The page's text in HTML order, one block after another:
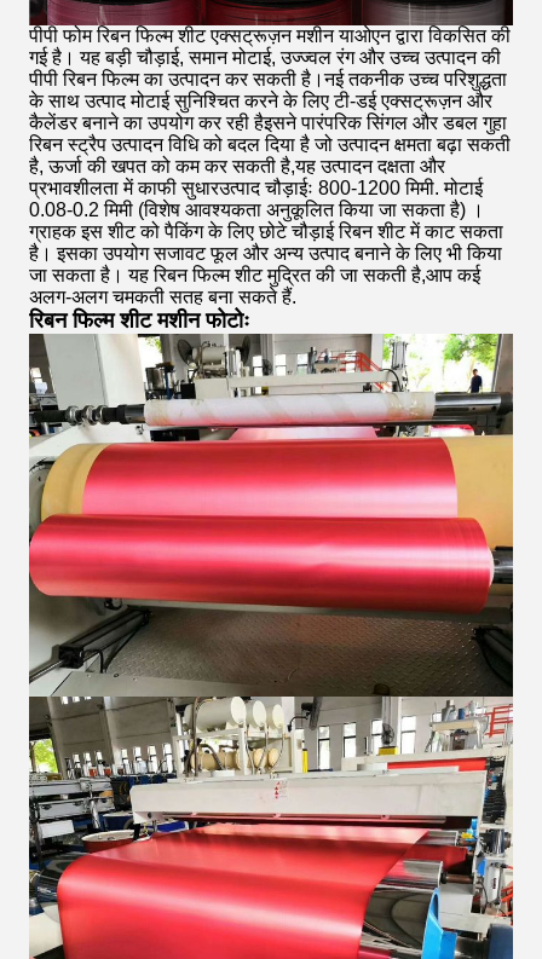
पीपी फोम रिबन फिल्म शीट एक्सट्रूज़न मशीन याओएन द्वारा विकसित की
गई है। यह बड़ी चौड़ाई, समान मोटाई, उज्ज्वल रंग और उच्च उत्पादन की
पीपी रिबन फिल्म का उत्पादन कर सकती है।नई तकनीक उच्च परिशुद्धता
के साथ उत्पाद मोटाई सुनिश्चित करने के लिए टी-डई एक्सट्रूज़न और
कैलेंडर बनाने का उपयोग कर रही हैइसने पारंपरिक सिंगल और डबल गुहा
रिबन स्ट्रैप उत्पादन विधि को बदल दिया है जो उत्पादन क्षमता बढ़ा सकती
है, ऊर्जा की खपत को कम कर सकती है,यह उत्पादन दक्षता और
प्रभावशीलता में काफी सुधारउत्पाद चौड़ाईः 800-1200 मिमी. मोटाई
0.08-0.2 मिमी (विशेष आवश्यकता अनुकूलित किया जा सकता है) ।
ग्राहक इस शीट को पैकिंग के लिए छोटे चौड़ाई रिबन शीट में काट सकता
है। इसका उपयोग सजावट फूल और अन्य उत्पाद बनाने के लिए भी किया
जा सकता है। यह रिबन फिल्म शीट मुद्रित की जा सकती है,आप कई
अलग-अलग चमकती सतह बना सकते हैं.
रिबन फिल्म शीट मशीन फोटोः